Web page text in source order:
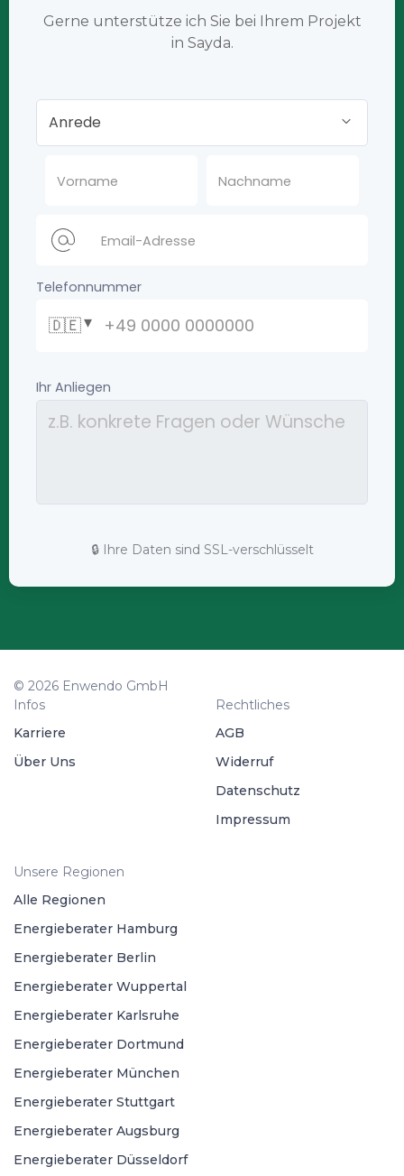
Gerne unterstütze ich Sie bei Ihrem Projekt
in Sayda.
🔒 Ihre Daten sind SSL-verschlüsselt
© 2026 Enwendo GmbH
Infos
Karriere
Über Uns
Rechtliches
AGB
Widerruf
Datenschutz
Impressum
Unsere Regionen
Alle Regionen
Energieberater Hamburg
Energieberater Berlin
Energieberater Wuppertal
Energieberater Karlsruhe
Energieberater Dortmund
Energieberater München
Energieberater Stuttgart
Energieberater Augsburg
Energieberater Düsseldorf